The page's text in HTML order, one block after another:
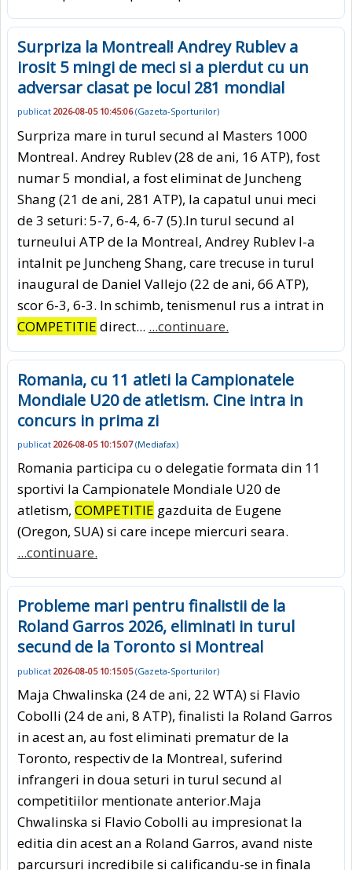
Surpriza la Montreal! Andrey Rublev a
irosit 5 mingi de meci si a pierdut cu un
adversar clasat pe locul 281 mondial
publicat 2026-08-05 10:45:06(Gazeta-Sporturilor)
Surpriza mare in turul secund al Masters 1000
Montreal. Andrey Rublev (28 de ani, 16 ATP), fost
numar 5 mondial, a fost eliminat de Juncheng
Shang (21 de ani, 281 ATP), la capatul unui meci
de 3 seturi: 5-7, 6-4, 6-7 (5).In turul secund al
turneului ATP de la Montreal, Andrey Rublev l-a
intalnit pe Juncheng Shang, care trecuse in turul
inaugural de Daniel Vallejo (22 de ani, 66 ATP),
scor 6-3, 6-3. In schimb, tenismenul rus a intrat in
COMPETITIE direct... ...continuare.
Romania, cu 11 atleti la Campionatele
Mondiale U20 de atletism. Cine intra in
concurs in prima zi
publicat 2026-08-05 10:15:07(Mediafax)
Romania participa cu o delegatie formata din 11
sportivi la Campionatele Mondiale U20 de
atletism, COMPETITIE gazduita de Eugene
(Oregon, SUA) si care incepe miercuri seara.
...continuare.
Probleme mari pentru finalistii de la
Roland Garros 2026, eliminati in turul
secund de la Toronto si Montreal
publicat 2026-08-05 10:15:05(Gazeta-Sporturilor)
Maja Chwalinska (24 de ani, 22 WTA) si Flavio
Cobolli (24 de ani, 8 ATP), finalisti la Roland Garros
in acest an, au fost eliminati prematur de la
Toronto, respectiv de la Montreal, suferind
infrangeri in doua seturi in turul secund al
competitiilor mentionate anterior.Maja
Chwalinska si Flavio Cobolli au impresionat la
editia din acest an a Roland Garros, avand niste
parcursuri incredibile si calificandu-se in finala